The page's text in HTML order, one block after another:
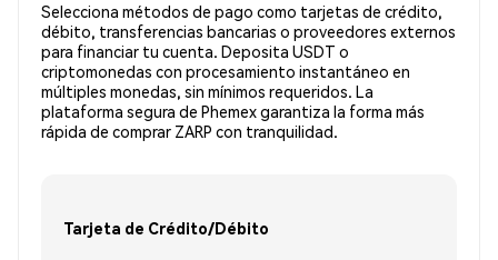
Selecciona métodos de pago como tarjetas de crédito,
débito, transferencias bancarias o proveedores externos
para financiar tu cuenta. Deposita USDT o
criptomonedas con procesamiento instantáneo en
múltiples monedas, sin mínimos requeridos. La
plataforma segura de Phemex garantiza la forma más
rápida de comprar ZARP con tranquilidad.
Tarjeta de Crédito/Débito